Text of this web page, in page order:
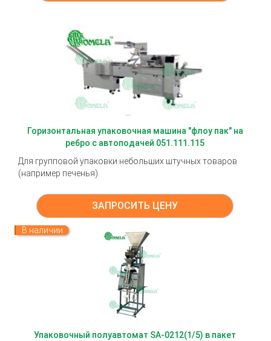
Горизонтальная упаковочная машина "флоу пак" на
ребро с автоподачей 051.111.115
Для групповой упаковки небольших штучных товаров
(например печенья).
ЗАПРОСИТЬ ЦЕНУ
Упаковочный полуавтомат SA-0212(1/5) в пакет
В наличии